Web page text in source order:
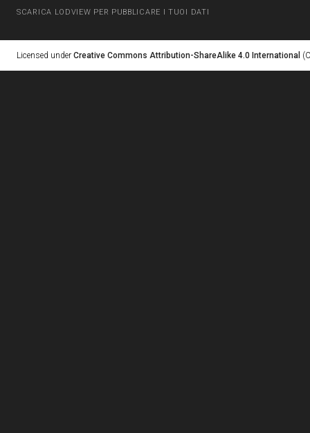
SCARICA LODVIEW PER PUBBLICARE I TUOI DATI
Licensed under Creative Commons Attribution-ShareAlike 4.0 International